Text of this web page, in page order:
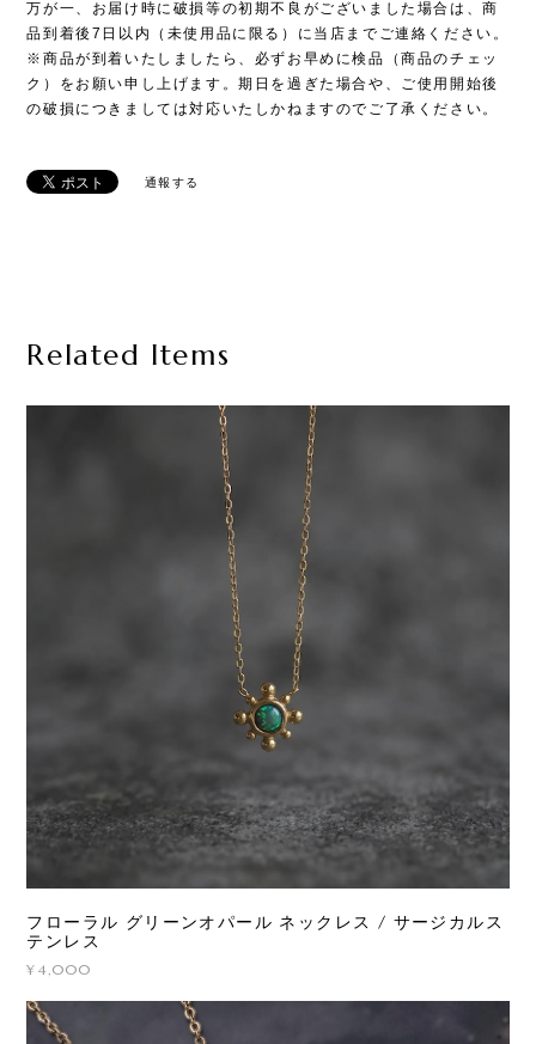
万が一、お届け時に破損等の初期不良がございました場合は、商
品到着後7日以内（未使用品に限る）に当店までご連絡ください。
※商品が到着いたしましたら、必ずお早めに検品（商品のチェッ
ク）をお願い申し上げます。期日を過ぎた場合や、ご使用開始後
の破損につきましては対応いたしかねますのでご了承ください。
通報する
Related Items
フローラル グリーンオパール ネックレス / サージカルス
テンレス
¥4,000